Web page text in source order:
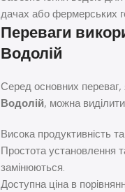
дачах або фермерських
Переваги
Водолій
Серед основних переваг,
Водолій, можна
Висока продуктивність
Простота установлення
замінюються.
Доступна ціна в